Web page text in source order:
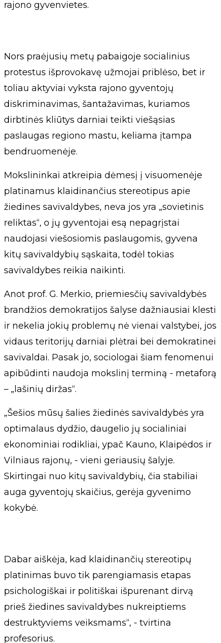
rajono gyvenvietes.
Nors praėjusių metų pabaigoje socialinius
protestus išprovokavę užmojai priblėso, bet ir
toliau aktyviai vyksta rajono gyventojų
diskriminavimas, šantažavimas, kuriamos
dirbtinės kliūtys darniai teikti viešąsias
paslaugas regiono mastu, keliama įtampa
bendruomenėje.
Mokslininkai atkreipia dėmesį į visuomenėje
platinamus klaidinančius stereotipus apie
žiedines savivaldybes, neva jos yra „sovietinis
reliktas“, o jų gyventojai esą nepagrįstai
naudojasi viešosiomis paslaugomis, gyvena
kitų savivaldybių sąskaita, todėl tokias
savivaldybes reikia naikinti.
Anot prof. G. Merkio, priemiesčių savivaldybės
brandžios demokratijos šalyse dažniausiai klesti
ir nekelia jokių problemų nė vienai valstybei, jos
vidaus teritorijų darniai plėtrai bei demokratinei
savivaldai. Pasak jo, sociologai šiam fenomenui
apibūdinti naudoja mokslinį terminą - metaforą
– „lašinių diržas“.
„Šešios mūsų šalies žiedinės savivaldybės yra
optimalaus dydžio, daugelio jų socialiniai
ekonominiai rodikliai, ypač Kauno, Klaipėdos ir
Vilniaus rajonų, - vieni geriausių šalyje.
Skirtingai nuo kitų savivaldybių, čia stabiliai
auga gyventojų skaičius, gerėja gyvenimo
kokybė.
Dabar aiškėja, kad klaidinančių stereotipų
platinimas buvo tik parengiamasis etapas
psichologiškai ir politiškai išpurenant dirvą
prieš žiedines savivaldybes nukreiptiems
destruktyviems veiksmams“, - tvirtina
profesorius.